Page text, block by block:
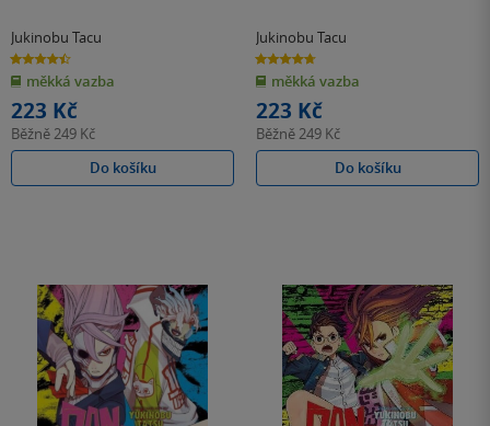
Jukinobu Tacu
4.5
z
5
hvězdiček
měkká vazba
223 Kč
Běžně249 Kč
Do košíku
Jukinobu Tacu
4.7
z
5
hvězdiček
měkká vazba
223 Kč
Běžně249 Kč
Do košíku